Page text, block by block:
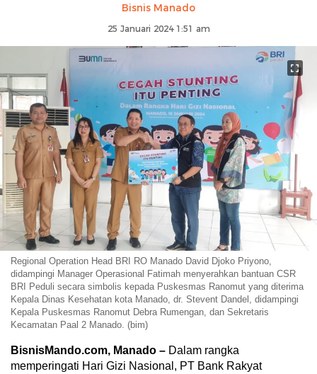
Bisnis Manado
25 Januari 2024 1:51 am
Regional Operation Head BRI RO Manado David Djoko Priyono,
didampingi Manager Operasional Fatimah menyerahkan bantuan CSR
BRI Peduli secara simbolis kepada Puskesmas Ranomut yang diterima
Kepala Dinas Kesehatan kota Manado, dr. Stevent Dandel, didampingi
Kepala Puskesmas Ranomut Debra Rumengan, dan Sekretaris
Kecamatan Paal 2 Manado. (bim)
BisnisMando.com, Manado – Dalam rangka
memperingati Hari Gizi Nasional, PT Bank Rakyat